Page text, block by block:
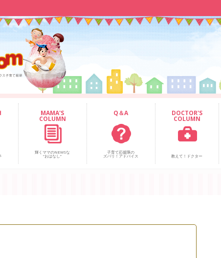
MAMA'S
COLUMN
輝くママのNEWSな
“おはなし”
Q＆A
子育て応援隊の
ズバリ！アドバイス
DOCTOR'S
COLUMN
教えて！ドクター